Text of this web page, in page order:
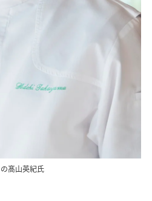
髙山英紀氏